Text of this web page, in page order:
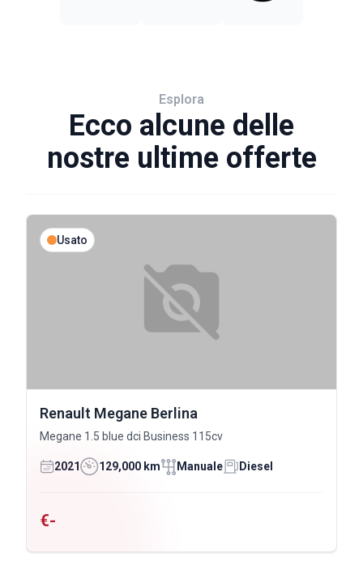
Esplora
Ecco alcune delle
nostre ultime offerte
Usato
Renault Megane Berlina
Megane 1.5 blue dci Business 115cv
2021 129,000 km Manuale Diesel
€-